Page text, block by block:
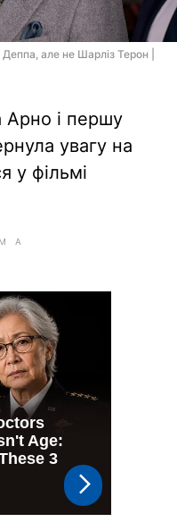
але не Шарліз Терон |
Арно і першу
увагу на
у фільмі